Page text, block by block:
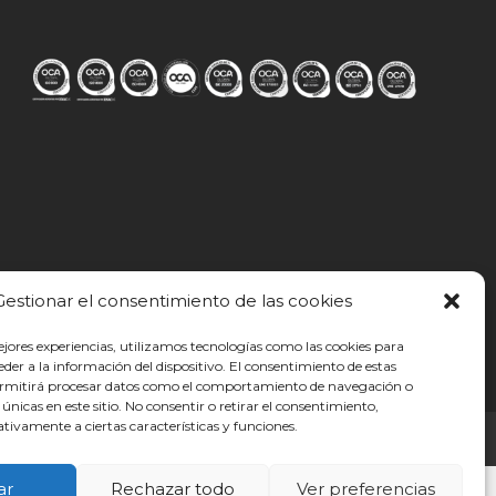
el consentimiento de las cookies
experiencias, utilizamos tecnologías como las cookies para
a la información del dispositivo. El consentimiento de estas
procesar datos como el comportamiento de navegación o
en este sitio. No consentir o retirar el consentimiento,
a ciertas características y funciones.
Rechazar todo Ver preferencias